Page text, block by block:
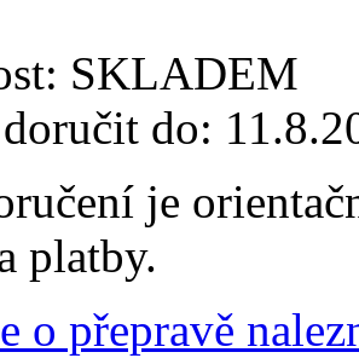
SKLADEM
do:
je
platby.
o přepravě